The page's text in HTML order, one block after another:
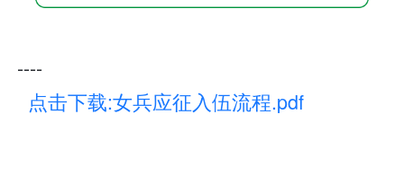
----
点击下载:女兵应征入伍流程.pdf